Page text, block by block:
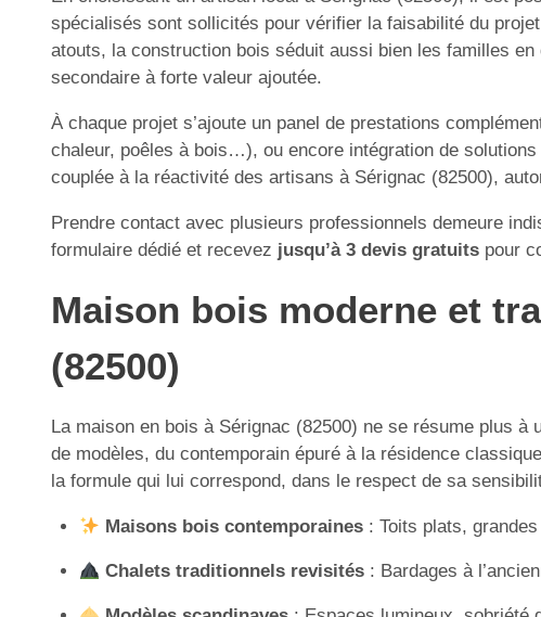
spécialisés sont sollicités pour vérifier la faisabilité du
atouts, la construction bois séduit aussi bien les familles
secondaire à forte valeur ajoutée.
À chaque projet s’ajoute un panel de prestations
chaleur, poêles à bois…), ou encore intégration de
couplée à la réactivité des artisans à Sérignac (82500),
Prendre contact avec plusieurs professionnels demeure
formulaire dédié et recevez jusqu’à 3 devis gratuits pour
Maison bois moderne et
(82500)
La maison en bois à Sérignac (82500) ne se résume plus à
de modèles, du contemporain épuré à la résidence
la formule qui lui correspond, dans le respect de sa
Maisons bois contemporaines: Toits plats,
Chalets traditionnels revisités: Bardages à